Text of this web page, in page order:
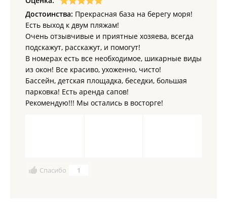
Пребывание с животными согласуется с
администрацией.
Достоинства: Прекрасная база на берегу моря!
Есть выход к двум пляжам!
Очень отзывчивые и приятные хозяева, всегда
подскажут, расскажут, и помогут!
В номерах есть все необходимое, шикарные виды
из окон! Все красиво, ухоженно, чисто!
Бассейн, детская площадка, беседки, большая
парковка! Есть аренда сапов!
Рекомендую!!! Мы остались в восторге!
Спасибо 1